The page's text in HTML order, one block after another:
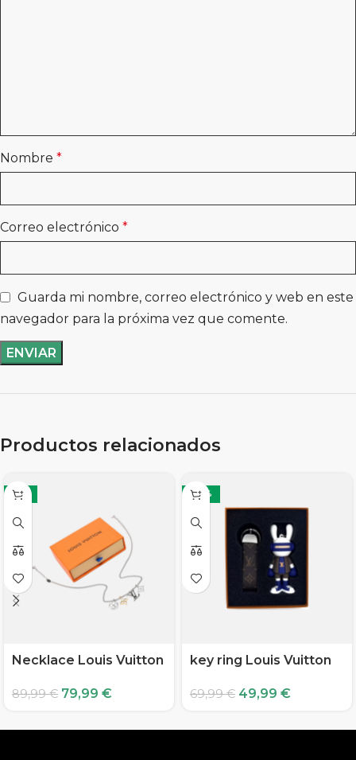
Nombre *
Correo electrónico *
Guarda mi nombre, correo electrónico y web en este
navegador para la próxima vez que comente.
Productos relacionados
-11%
Necklace Louis Vuitton
89,99€ 79,99 €
-29%
key ring Louis Vuitton
69,99€ 49,99 €